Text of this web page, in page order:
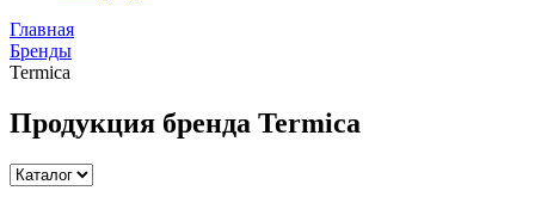
Главная
Бренды
Termica
Продукция бренда Termica